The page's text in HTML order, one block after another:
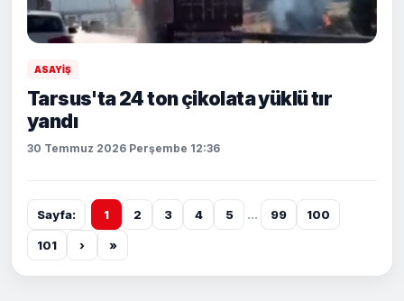
ASAYİŞ
Tarsus'ta 24 ton çikolata yüklü tır
yandı
30 Temmuz 2026 Perşembe 12:36
Sayfa: 1 2 3 4 5 ... 99 100
101 › »